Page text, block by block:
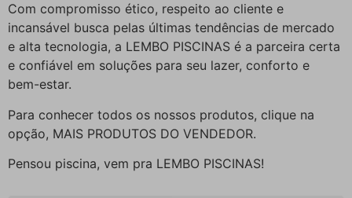
Com compromisso ético, respeito ao cliente e
incansável busca pelas últimas tendências de mercado
e alta tecnologia, a LEMBO PISCINAS é a parceira certa
e confiável em soluções para seu lazer, conforto e
bem-estar.
Para conhecer todos os nossos produtos, clique na
opção, MAIS PRODUTOS DO VENDEDOR.
Pensou piscina, vem pra LEMBO PISCINAS!